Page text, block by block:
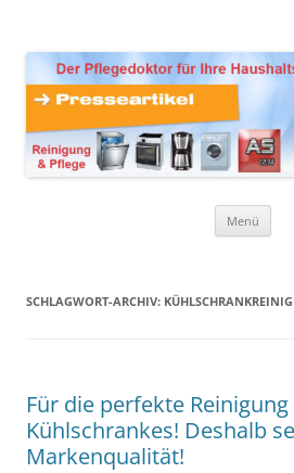
Reinigungsprodukte
Menü
SCHLAGWORT-ARCHIV:
Für die perfekte
Kühlschrankes! Deshalb
Markenqualität!